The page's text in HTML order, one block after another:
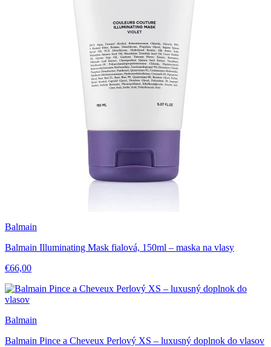
Balmain
Balmain Illuminating Mask fialová, 150ml – maska na vlasy
€66,00
Balmain
Balmain Pince a Cheveux Perlový XS – luxusný doplnok do vlasov